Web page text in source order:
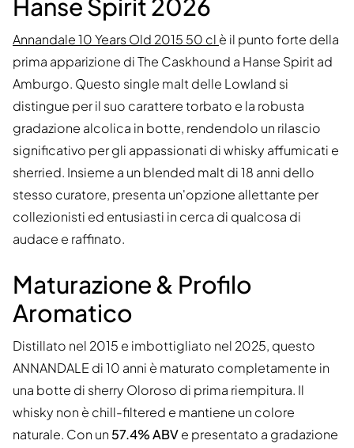
Hanse Spirit 2026
Annandale 10 Years Old 2015 50 cl è il punto forte della
prima apparizione di The Caskhound a Hanse Spirit ad
Amburgo. Questo single malt delle Lowland si
distingue per il suo carattere torbato e la robusta
gradazione alcolica in botte, rendendolo un rilascio
significativo per gli appassionati di whisky affumicati e
sherried. Insieme a un blended malt di 18 anni dello
stesso curatore, presenta un'opzione allettante per
collezionisti ed entusiasti in cerca di qualcosa di
audace e raffinato.
Maturazione & Profilo
Aromatico
Distillato nel 2015 e imbottigliato nel 2025, questo
ANNANDALE di 10 anni è maturato completamente in
una botte di sherry Oloroso di prima riempitura. Il
whisky non è chill-filtered e mantiene un colore
naturale. Con un 57.4% ABVe presentato a gradazione